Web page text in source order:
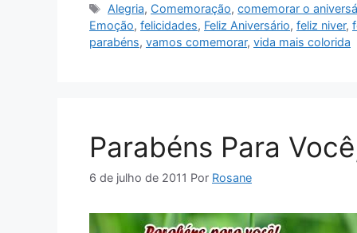
Tags
Alegria, Comemoração,comemorar o
Emoção, felicidades, Feliz Aniversário, feliz niver,
parabéns, vamos comemorar, vida mais colorida
Parabéns Para
6 de julho de 2011 Por Rosane